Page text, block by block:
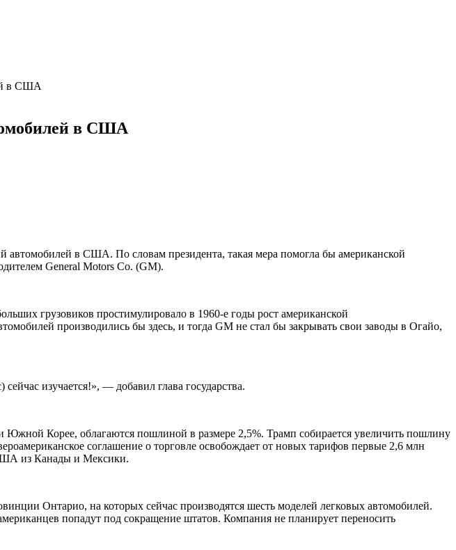
в США
в США
в США. По словам президента, такая мера помогла бы американской
General Motors Co. (GM).
грузовиков простимулировало в 1960-е годы рост американской
производились бы здесь, и тогда GM не стал бы закрывать свои заводы в Огайо,
изучается!», — добавил глава государства.
Корее, облагаются пошлиной в размере 2,5%. Трамп собирается увеличить пошлину
соглашение о торговле освобождает от новых тарифов первые 2,6 млн
из Канады и Мексики.
Онтарио, на которых сейчас производятся шесть моделей легковых автомобилей.
попадут под сокращение штатов. Компания не планирует переносить